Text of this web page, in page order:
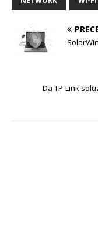
Da TP-Link